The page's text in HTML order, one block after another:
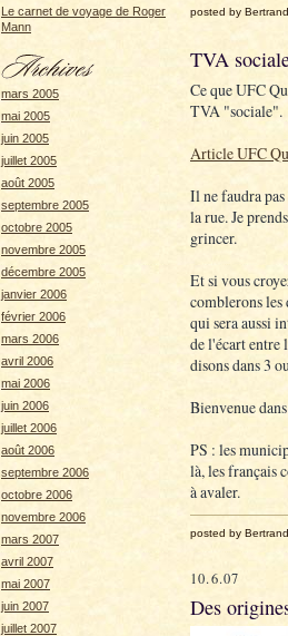
Le carnet de voyage de Roger
Mann
mars 2005
mai 2005
juin 2005
juillet 2005
août 2005
septembre 2005
octobre 2005
novembre 2005
décembre 2005
janvier 2006
février 2006
mars 2006
avril 2006
mai 2006
juin 2006
juillet 2006
août 2006
septembre 2006
octobre 2006
novembre 2006
mars 2007
avril 2007
mai 2007
juin 2007
juillet 2007
posted by
TVA
Ce que UFC
TVA "sociale".
Article UFC
Il ne faudra
la rue. Je
grincer.
Et si vous
comblerons
qui sera aussi
de l'écart entre
disons dans 3
Bienvenue
PS : les
là, les français
à avaler.
posted by
10.6.07
Des